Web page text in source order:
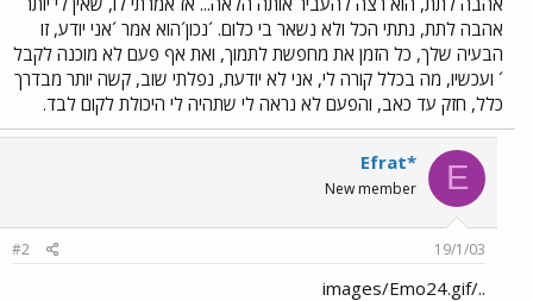
אהבה לתת, נתתי הכל ולא נשאר בי כלום. ´נכון´הוא אמר ´אני יודע, זו
הבעיה שלך, כל הזמן את מחפשת לתמוך, ואת אף פעם לא מוכנה לקבל
´ ועכשיו, מה בכלל קורה לי, אני לא יודעת, נפלתי שוב, קשה יותר מבדרך
כלל, חזק עד כאב, והפעם לא נראה לי שתהיה לי היכולת לקום לבד.
E
Efrat*
New member
19/1/03
#2
../images/Emo24.gif